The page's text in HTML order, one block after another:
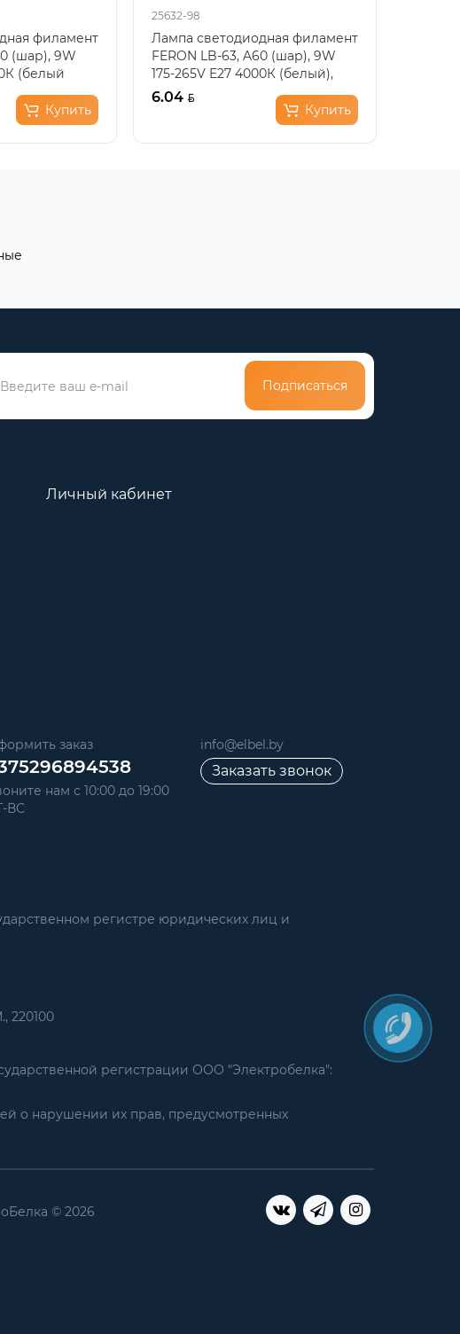
филамент
(шар), 9W
(белый
Купить
25632-98
Лампа светодиодная филамент
FERON LB-63, A60 (шар), 9W
175-265V E27 4000К (белый),
рассеиватель проз..
6.04
Купить
Подписаться
Личный кабинет
заказ
нам с 10:00 до 19:00
ВС
info@elbel.by
Заказать звонок
регистре юридических лиц и
регистрации ООО "Электробелка":
о нарушении их прав, предусмотренных
© 2026